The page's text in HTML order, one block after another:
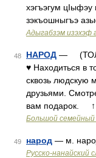
хэгъэгум цIыфэу
зэкъошныгъэ
Адыгабзэм изэхэф
48 НАРОД —
♥ Находиться в
сквозь людскую
друзьями.
вам подарок. ↑
Большой семейный
49 народ — м.
Русско-нанайский